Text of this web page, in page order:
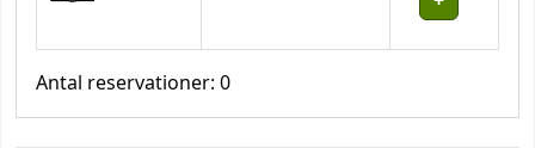
Antal reservationer: 0